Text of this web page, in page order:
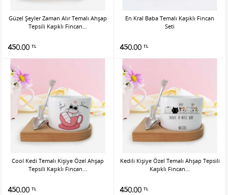
Güzel Şeyler Zaman Alır Temalı Ahşap
Tepsili Kaşıklı Fincan...
450.00 TL
En Kral Baba Temalı Kaşıklı Fincan
Seti
450.00 TL
Cool Kedi Temalı Kişiye Özel Ahşap
Tepsili Kaşıklı Fincan...
450.00 TL
Kedili Kişiye Özel Temalı Ahşap Tepsili
Kaşıklı Fincan...
450.00 TL